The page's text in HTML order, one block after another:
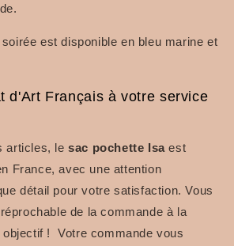
est disponible en bleu marine et
Français à votre service
articles, lesac pochette Isaest
France, avec une attention
détail pour votre satisfaction.Vous
de la commande à la
!
Votre commande vous